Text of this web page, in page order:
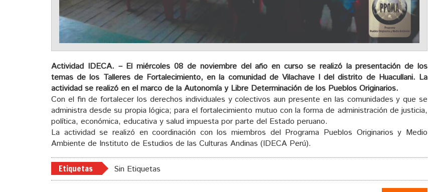
Actividad IDECA. – El miércoles 08 de noviembre del año en curso se realizó la presentación de los
temas de los Talleres de Fortalecimiento, en la comunidad de Vilachave I del distrito de Huacullani. La
actividad se realizó en el marco de la Autonomía y Libre Determinación de los Pueblos Originarios.
Con el fin de fortalecer los derechos individuales y colectivos aun presente en las comunidades y que se
administra desde su propia lógica; para el fortalecimiento mutuo con la forma de administración de justicia,
política, económica, educativa y salud impuesta por parte del Estado peruano.
La actividad se realizó en coordinación con los miembros del Programa Pueblos Originarios y Medio
Ambiente de Instituto de Estudios de las Culturas Andinas (IDECA Perú).
Etiquetas Sin Etiquetas